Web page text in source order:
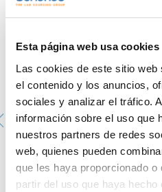
Esta página web usa cookies
Las cookies de este sitio
el contenido y los anuncios,
sociales y analizar el tráfico.
información sobre el uso que
nuestros partners de redes
web, quienes pueden
que les haya proporcionado o
partir del uso que haya
Aguja en acero inox., cono
longitud mm., punta
500-000842